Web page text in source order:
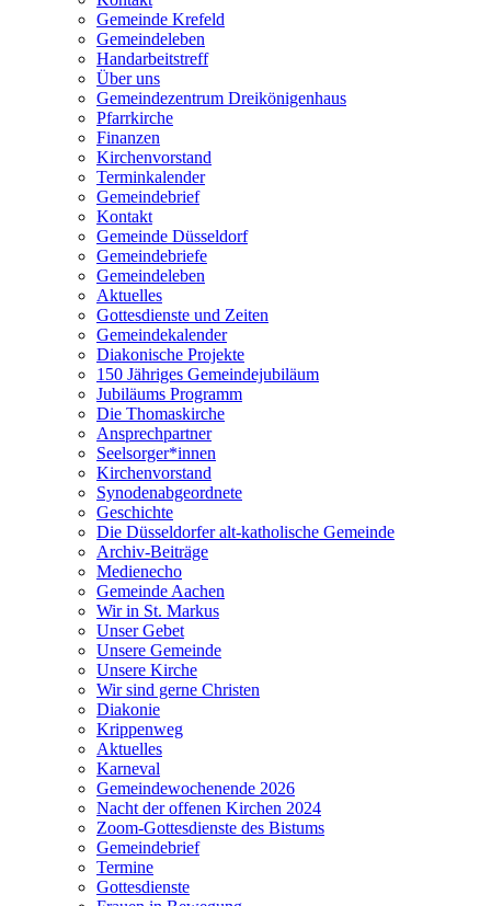
Gemeinde Krefeld
Gemeindeleben
Handarbeitstreff
Über uns
Gemeindezentrum Dreikönigenhaus
Pfarrkirche
Finanzen
Kirchenvorstand
Terminkalender
Gemeindebrief
Kontakt
Gemeinde Düsseldorf
Gemeindebriefe
Gemeindeleben
Aktuelles
Gottesdienste und Zeiten
Gemeindekalender
Diakonische Projekte
150 Jähriges Gemeindejubiläum
Jubiläums Programm
Die Thomaskirche
Ansprechpartner
Seelsorger*innen
Kirchenvorstand
Synodenabgeordnete
Geschichte
Die Düsseldorfer alt-katholische Gemeinde
Archiv-Beiträge
Medienecho
Gemeinde Aachen
Wir in St. Markus
Unser Gebet
Unsere Gemeinde
Unsere Kirche
Wir sind gerne Christen
Diakonie
Krippenweg
Aktuelles
Karneval
Gemeindewochenende 2026
Nacht der offenen Kirchen 2024
Zoom-Gottesdienste des Bistums
Gemeindebrief
Termine
Gottesdienste